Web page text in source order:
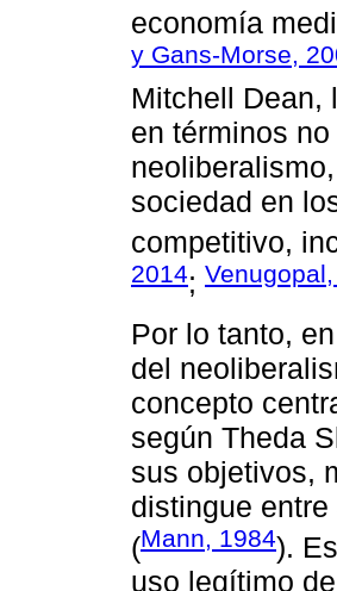
economía
y Gans-Morse,
Mitchell Dean,
en términos
sociedad en
competitivo,
2014;
Por lo tanto,
del
concepto
según Theda
sus objetivos,
distingue entre
(Mann, 1984).
uso legítimo